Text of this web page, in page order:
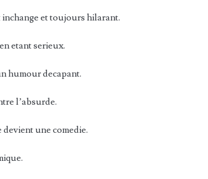
inchange et toujours hilarant.
etant serieux.
humour decapant.
l’absurde.
devient une comedie.